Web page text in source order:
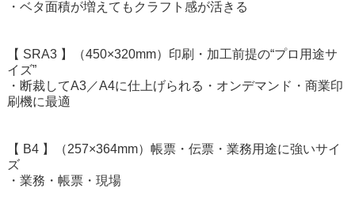
・ベタ面積が増えてもクラフト感が活きる
【 SRA3 】（450×320mm）印刷・加工前提の“プロ用途サ
イズ”
・断裁してA3／A4に仕上げられる・オンデマンド・商業印
刷機に最適
【 B4 】（257×364mm）帳票・伝票・業務用途に強いサイ
ズ
・業務・帳票・現場